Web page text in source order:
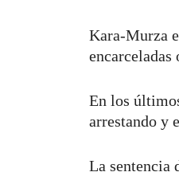
Kara-Murza
En los
arrestando y
La sentencia